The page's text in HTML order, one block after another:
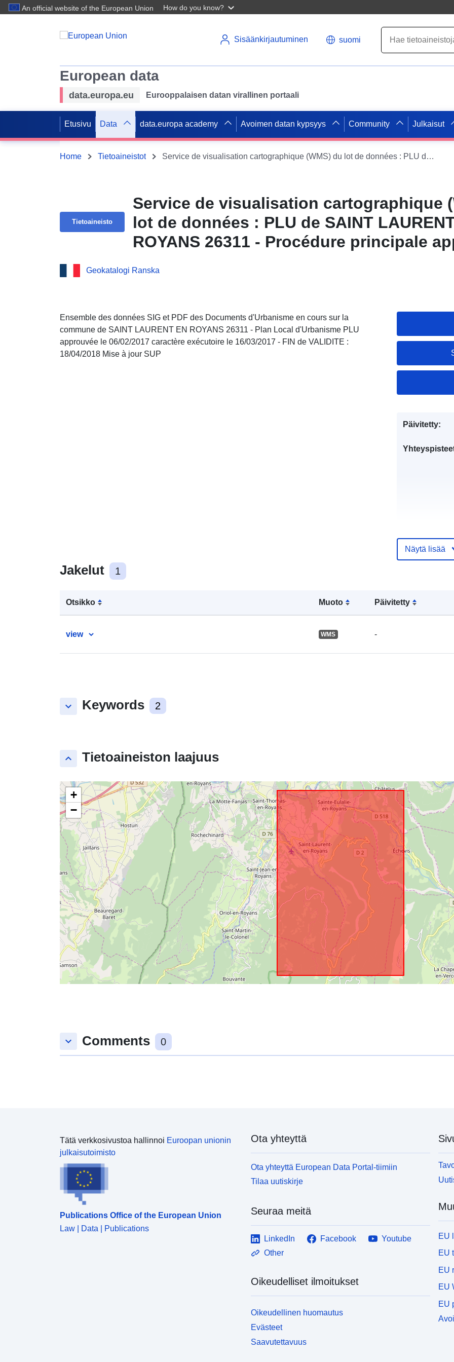
An official website of the European Union How do you know?
Sisäänkirjautuminen suomi
European data
data.europa.eu Eurooppalaisen datan virallinen portaali
Etusivu Data data.europa academy Avoimen datan kypsyys Community Julkaisut
Home Tietoaineistot Service de visualisation cartographique (WMS) du lot de données : PLU de SAINT LAURENT EN ROYANS 26311 - Procédure principale approuvée le 06/02/2017 - FIN de VALIDITE : 18/04/2018 Mise à jour
Tietoaineisto
Service de visualisation cartographique
lot de données : PLU de SAINT
ROYANS 26311 - Procédure principale
Geokatalogi Ranska
Ensemble des données SIG et PDF des Documents d'Urbanisme en cours sur la
commune de SAINT LAURENT EN ROYANS 26311 - Plan Local d'Urbanisme PLU
approuvée le 06/02/2017 caractère exécutoire le 16/03/2017 - FIN de VALIDITE :
18/04/2018 Mise à jour SUP
Jakelut 1
Otsikko Muoto Päivitetty
view WMS -
keyboard_arrow_down Keywords 2
keyboard_arrow_up Tietoaineiston laajuus
+
−
Päivitetty:
Alueellinen:
uriRef:
Tyyppi:
Näytä lisää
keyboard_arrow_down Comments 0
Tätä verkkosivustoa hallinnoi Euroopan unionin
julkaisutoimisto
Publications Office of the European Union
Law | Data | Publications
Ota yhteyttä
Ota yhteyttä European Data Portal-tiimiin
Tilaa uutiskirje
Seuraa meitä
LinkedIn Facebook
Youtube
Other
Oikeudelliset ilmoitukset
Oikeudellinen huomautus
Evästeet
Saavutettavuus
EU
EU
EU
EU
EU